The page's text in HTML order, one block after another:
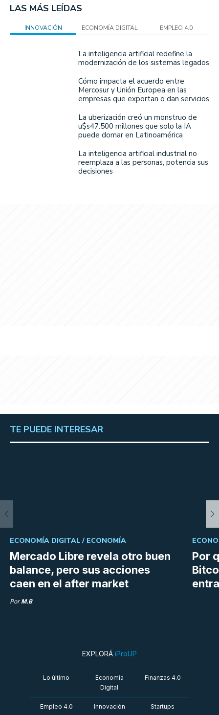
LAS MÁS LEÍDAS
INNOVACIÓN ECONOMÍA DIGITAL EMPLEO 4.0
La inteligencia artificial redefine la
modernización de los sistemas legados
Cómo impacta el acuerdo entre
Mercosur y Unión Europea en las
empresas que exportan o dan servicios
La uberización creó un monstruo de
u$s47.500 millones que solo la IA
puede domar en Latinoamérica
La inteligencia artificial industrial no
reemplaza a las personas, potencia sus
decisiones
TE PUEDE INTERESAR
Mercado Libre revela otro buen
balance, pero sus acciones
caen en el after market
ECONOMÍA DIGITAL / ECONOMÍA
Por M.B
Por
EXPLORÁ iProUP
Lo último
Economía
Digital
Finanzas 4.0
Empleo 4.0 Innovación Startups